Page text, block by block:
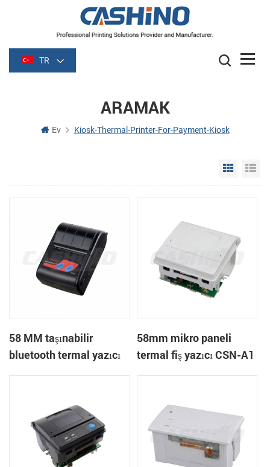
TR
ARAMAK
Ev Kiosk-Thermal-Printer-For-Payment-Kiosk
Grid
58 MM taşınabilir
bluetooth termal yazıcı
58mm mikro paneli
termal fiş yazıcı CSN-A1